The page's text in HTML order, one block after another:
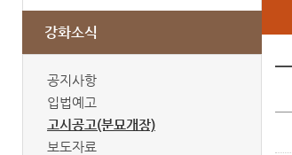
강화소식
공지사항
입법예고
고시공고(분묘개장)
보도자료